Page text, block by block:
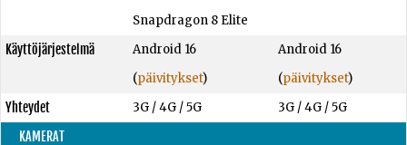
Snapdragon 8 Elite
Käyttöjärjestelmä
Android 16
(päivitykset)
Android 16
(päivitykset)
Yhteydet
3G / 4G / 5G
3G / 4G / 5G
KAMERAT